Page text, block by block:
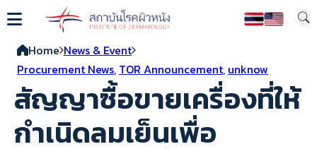
Home News & Event
Procurement News, TOR Announcement, unknow
สัญญาซื้อขายเครื่องที่ให้
กำเนิดลมเย็นเพื่อ